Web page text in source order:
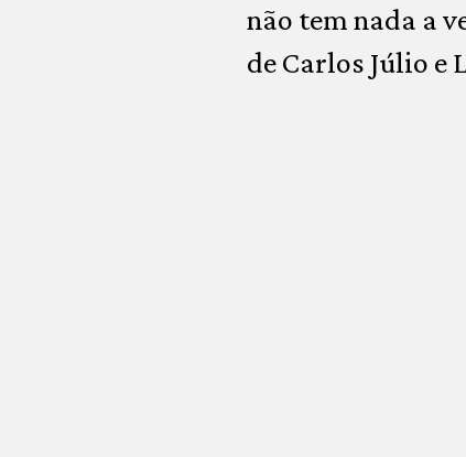
não tem nada a
de Carlos Júlio e